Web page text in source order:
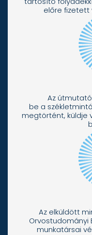
előre fizetett
Az
be a
megtörtént, küldje
Az elküldött
Orvostudományi
munkatársai